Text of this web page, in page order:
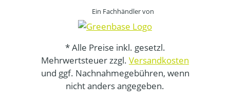
Ein Fachhändler von
* Alle Preise inkl. gesetzl.
Mehrwertsteuer zzgl. Versandkosten
und ggf. Nachnahmegebühren, wenn
nicht anders angegeben.